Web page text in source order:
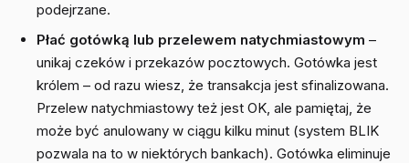
podejrzane.
Płać gotówką lub przelewem natychmiastowym –
unikaj czeków i przekazów pocztowych. Gotówka jest
królem – od razu wiesz, że transakcja jest sfinalizowana.
Przelew natychmiastowy też jest OK, ale pamiętaj, że
może być anulowany w ciągu kilku minut (system BLIK
pozwala na to w niektórych bankach). Gotówka eliminuje